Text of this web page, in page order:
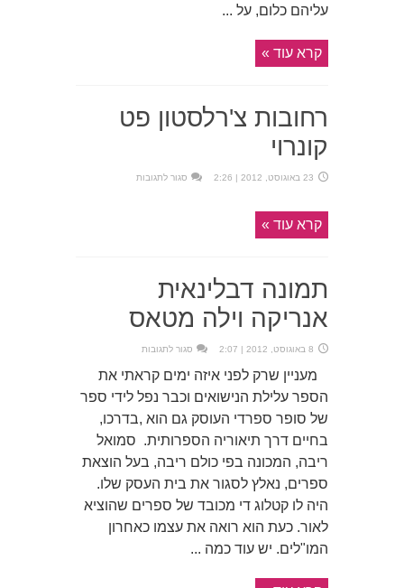
עליהם כלום, על ...
קרא עוד »
רחובות צ'רלסטון פט
קונרוי
23 באוגוסט, 2012 | 2:26 סגור לתגובות
קרא עוד »
תמונה דבלינאית
אנריקה וילה מטאס
8 באוגוסט, 2012 | 2:07 סגור לתגובות
אנריקה
מטאס
מעניין שרק לפני איזה ימים קראתי את
הספר עלילת הנישואים וכבר נפל לידי ספר
של סופר ספרדי העוסק גם הוא ,בדרכו,
בחיים דרך תיאוריה הספרותית. סמואל
ריבה, המכונה בפי כולם ריבה, בעל הוצאת
ספרים, נאלץ לסגור את בית העסק שלו.
היה לו קטלוג די מכובד של ספרים שהוציא
לאור. כעת הוא רואה את עצמו כאחרון
המו"לים. יש עוד כמה ...